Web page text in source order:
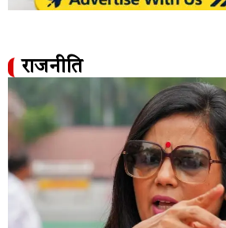
राजनीति